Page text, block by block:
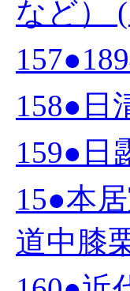
など）
158●日
159●日
15●本
道中膝